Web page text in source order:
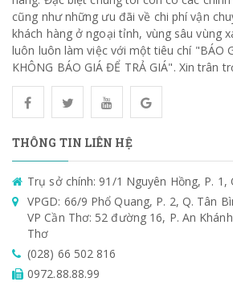
cũng như những ưu đãi về chi phí vận
khách hàng ở ngoại tỉnh, vùng sâu vùng
luôn luôn làm việc với một tiêu chí "BÁO
KHÔNG BÁO GIÁ ĐỂ TRẢ GIÁ". Xin trân
THÔNG TIN LIÊN HỆ
Trụ sở chính: 91/1 Nguyên Hồng, P. 1,
VPGD: 66/9 Phổ Quang, P. 2, Q. Tân
VP Cần Thơ: 52 đường 16, P. An
Thơ
(028) 66 502 816
0972.88.88.99